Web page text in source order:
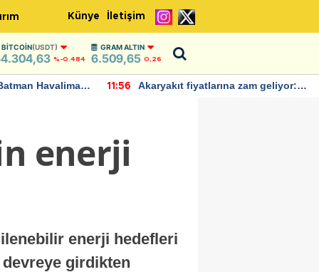
Künye İletişim
BITCOIN(USDT)
%-0.484
GRAM ALTIN
6.509,65 0,26
Havalimanı
11:56
Akaryakıt fiyatlarına zam geliyor:
enerji
enerji hedefleri
girdikten